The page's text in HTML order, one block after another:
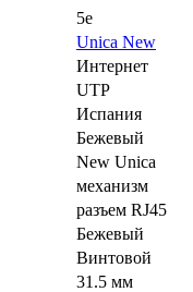
5e
Unica New
Интернет
UTP
Испания
Бежевый
New Unica
механизм
разъем RJ45
Бежевый
Винтовой
31.5 мм